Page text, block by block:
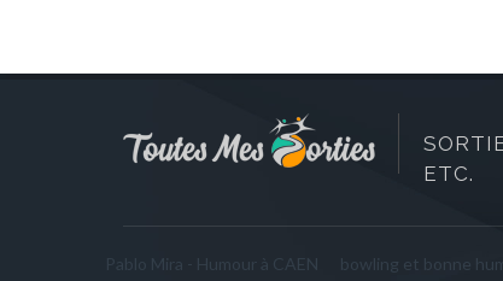
ETC.
Pablo Mira - Humour à CAEN bowling et bonne